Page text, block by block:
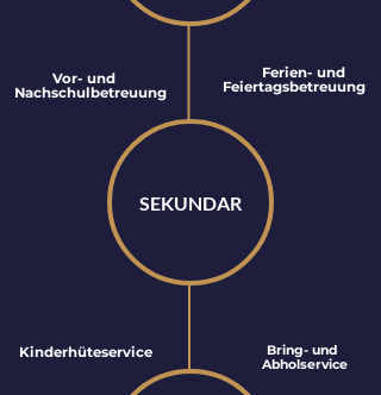
Vor- und
Nachschulbetreuung
Ferien- und
Feiertagsbetreuung
Kinderhüteservice
SEKUNDAR
Bring- und
Abholservice